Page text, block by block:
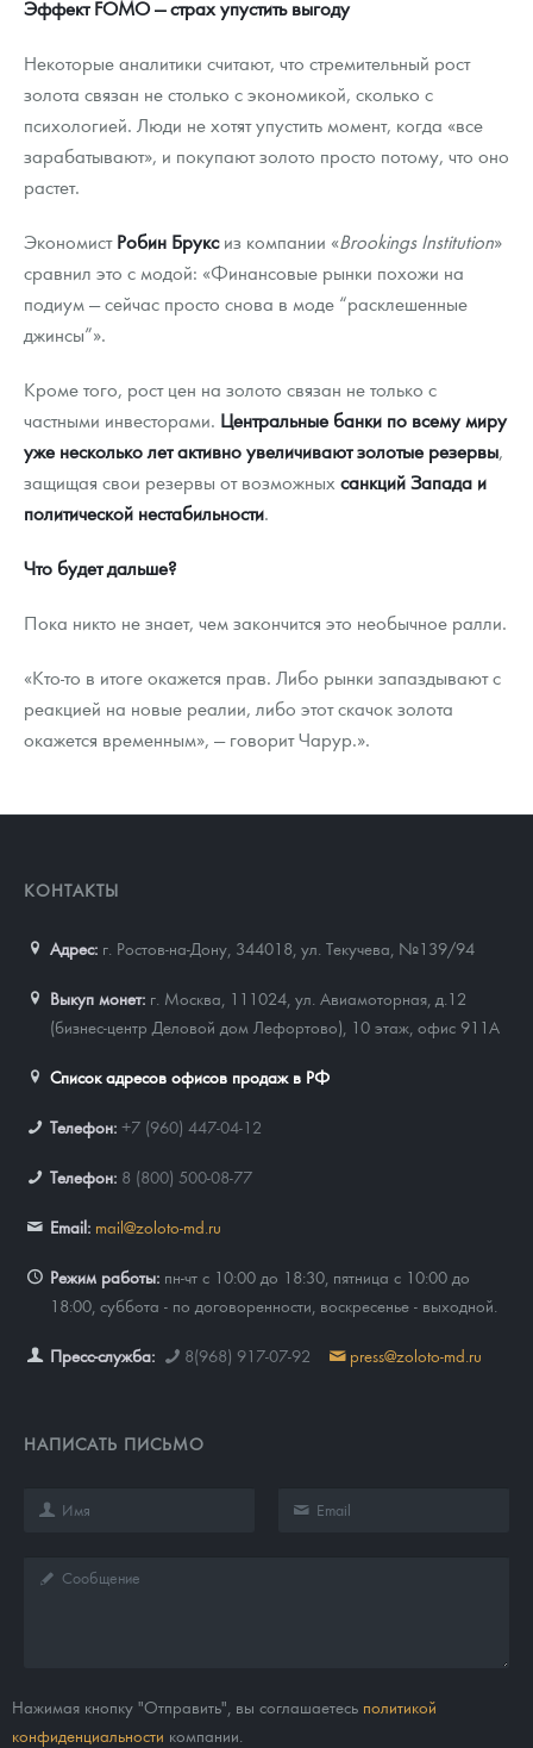
Эффект FOMO — страх упустить выгоду
Некоторые аналитики считают, что стремительный рост
золота связан не столько с экономикой, сколько с
психологией. Люди не хотят упустить момент, когда «все
зарабатывают», и покупают золото просто потому, что оно
растет.
ЭкономистРобин Бруксиз компании «Brookings Institution»
сравнил это с модой: «Финансовые рынки похожи на
подиум — сейчас просто снова в моде “расклешенные
джинсы”».
Кроме того, рост цен на золото связан не только с
частными инвесторами. Центральные банки по всему миру
уже несколько лет активно увеличивают золотые резервы,
защищая свои резервы от возможных санкций Запада и
политической нестабильности.
Что будет дальше?
Пока никто не знает, чем закончится это необычное ралли.
«Кто-то в итоге окажется прав. Либо рынки запаздывают с
реакцией на новые реалии, либо этот скачок золота
окажется временным», — говорит Чарур.».
КОНТАКТЫ
Адрес: г. Ростов-на-Дону, 344018 ул. Текучева, №139/94
Выкуп монет: г. Москва, 111024, ул. Авиамоторная, д.12
(бизнес-центр Деловой дом Лефортово), 10 этаж, офис 911А
Список адресов офисов продаж в РФ
Телефон: +7 (960) 447-04-12
Телефон: 8 (800) 500-08-77
Email: mail@zoloto-md.ru
Режим работы: пн-чт с 10:00 до 18:30, пятница с 10:00 до
18:00, суббота - по договоренности, воскресенье - выходной.
Пресс-служба: 8(968) 917-07-92 press@zoloto-md.ru
НАПИСАТЬ ПИСЬМО
Нажимая кнопку "Отправить", вы соглашаетесь политикой
конфиденциальности компании.